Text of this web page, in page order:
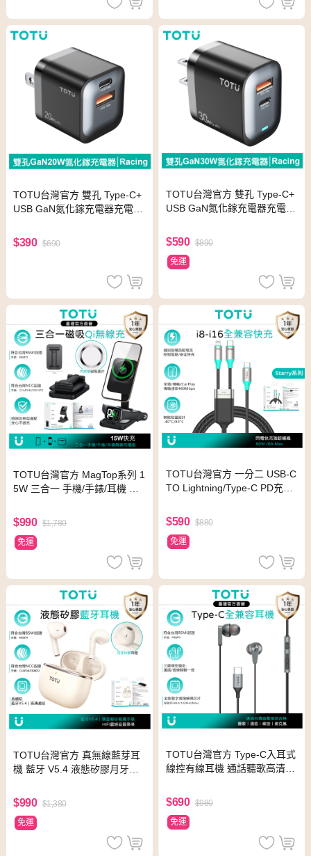
TOTU台灣官方 雙孔 Type-C+
USB GaN氮化鎵充電器充電頭
拓途
$390 $690
TOTU台灣官方 雙孔 Type-C+
USB GaN氮化鎵充電器充電頭
拓途
$590 $890
免運
TOTU台灣官方 MagTop系列 1
5W 三合一 手機/手錶/耳機 磁
架 MagSafe兼容 拓途
$990 $1,780
免運
TOTU台灣官方 一分二 USB-C
TO Lightning/Type-C PD充電
2M
$590 $880
免運
TOTU台灣官方 真無線藍芽耳
機 藍牙 V5.4 液態矽膠月牙耳
列 雲岩白
$990 $1,380
免運
TOTU台灣官方 Type-C入耳式
線控有線耳機 通話聽歌高清麥
1.2M
$690 $980
免運